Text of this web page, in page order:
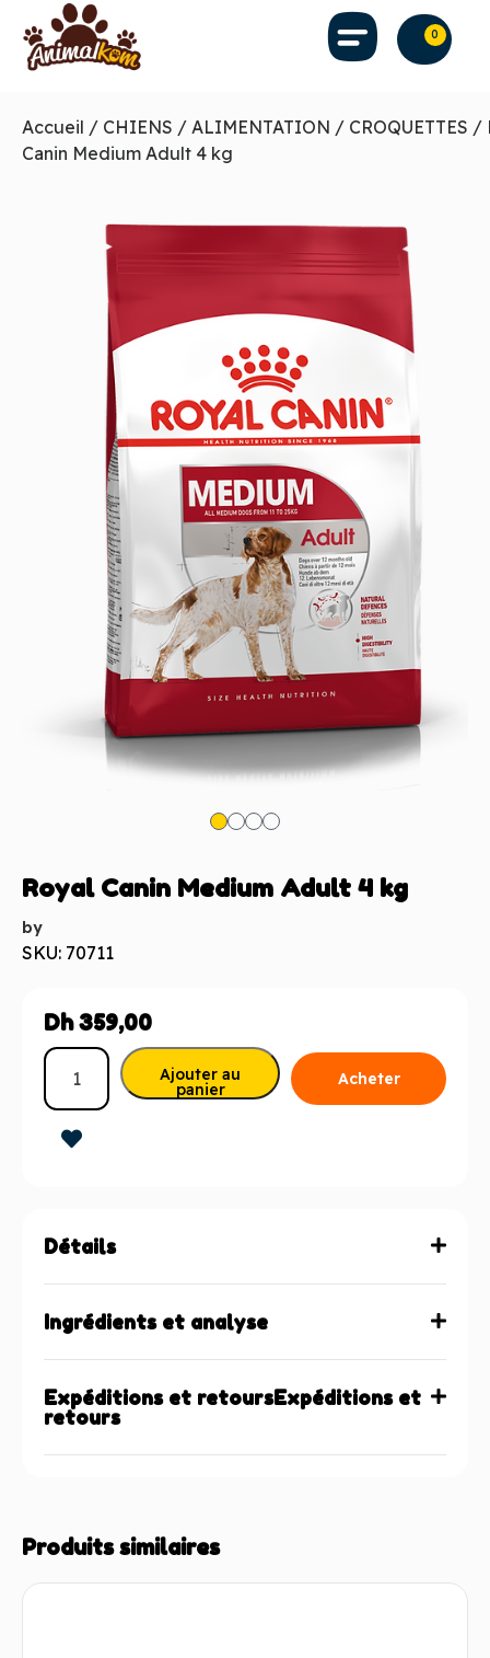
0
Accueil / CHIENS / ALIMENTATION / CROQUETTES /
Canin Medium Adult 4 kg
Royal Canin Medium Adult 4 kg
by
SKU: 70711
Dh359,00
Ajouter au
panier
Acheter
Détails
Ingrédients et analyse
Expéditions et retoursExpéditions et
retours
Produits similaires